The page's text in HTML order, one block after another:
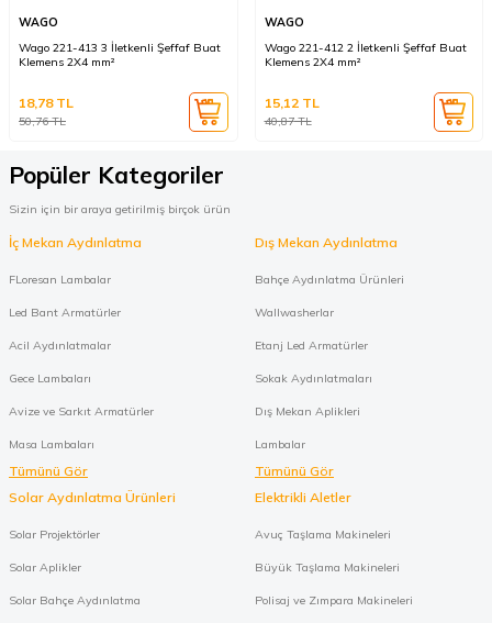
WAGO
Wago 221-413 3 İletkenli Şeffaf Buat
Klemens 2X4 mm²
50,76TL
18,78TL
WAGO
Wago 221-412 2 İletkenli Şeffaf Buat
Klemens 2X4 mm²
40,87TL
15,12TL
Popüler Kategoriler
Sizin için bir araya getirilmiş birçok ürün
İç Mekan Aydınlatma
FLoresan Lambalar
Led Bant Armatürler
Acil Aydınlatmalar
Gece Lambaları
Avize ve Sarkıt Armatürler
Masa Lambaları
Tümünü Gör
Dış Mekan Aydınlatma
Bahçe Aydınlatma Ürünleri
Wallwasherlar
Etanj Led Armatürler
Sokak Aydınlatmaları
Dış Mekan Aplikleri
Lambalar
Tümünü Gör
Solar Aydınlatma Ürünleri
Solar Projektörler
Solar Aplikler
Solar Bahçe Aydınlatma
Elektrikli Aletler
Avuç Taşlama Makineleri
Büyük Taşlama Makineleri
Polisaj ve Zımpara Makineleri